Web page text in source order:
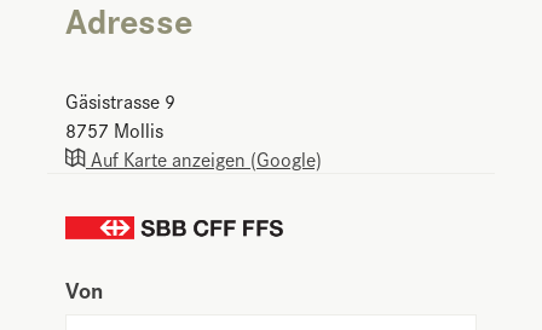
Adresse
Gäsistrasse 9
8757 Mollis
Auf Karte anzeigen (Google)
Von